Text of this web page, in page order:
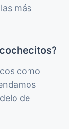
más
como
de